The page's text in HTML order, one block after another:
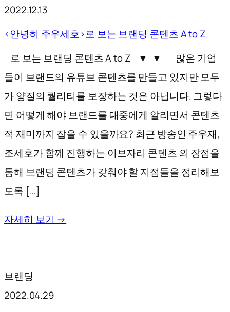
2022.12.13
<안녕히 주우세호>로 보는 브랜딩 콘텐츠 A to Z
로 보는 브랜딩 콘텐츠 A to Z ▼ ▼ 많은 기업
들이 브랜드의 유튜브 콘텐츠를 만들고 있지만 모두
가 양질의 퀄리티를 보장하는 것은 아닙니다. 그렇다
면 어떻게 해야 브랜드를 대중에게 알리면서 콘텐츠
적 재미까지 잡을 수 있을까요? 최근 방송인 주우재,
조세호가 함께 진행하는 이브자리 콘텐츠 의 장점을
통해 브랜딩 콘텐츠가 갖춰야 할 지점들을 정리해보
도록 […]
자세히 보기 →
브랜딩
2022.04.29